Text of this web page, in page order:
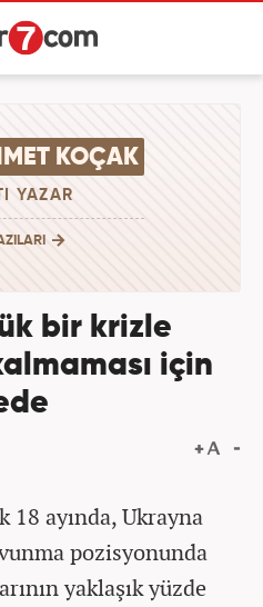
KOÇAK
YAZAR
bir krizle
için
18 ayında, Ukrayna
pozisyonunda
yaklaşık yüzde